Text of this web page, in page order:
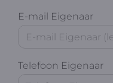
E-mail Eigenaar
Telefoon Eigenaar